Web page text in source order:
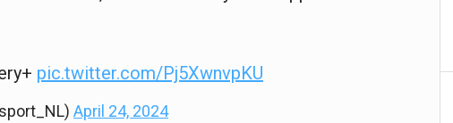
pic.twitter.com/Pj5XwnvpKU
April 24, 2024